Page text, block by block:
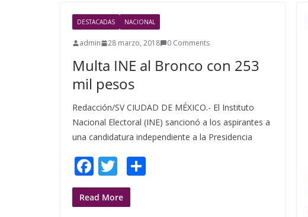
o
k
DESTACADAS NACIONAL
admin 28 marzo, 2018 0 Comments
Multa INE al Bronco con 253
mil pesos
Redacción/SV CIUDAD DE MÉXICO.- El Instituto
Nacional Electoral (INE) sancionó a los aspirantes a
una candidatura independiente a la Presidencia
F
ac
e
T
w
itt
Read More